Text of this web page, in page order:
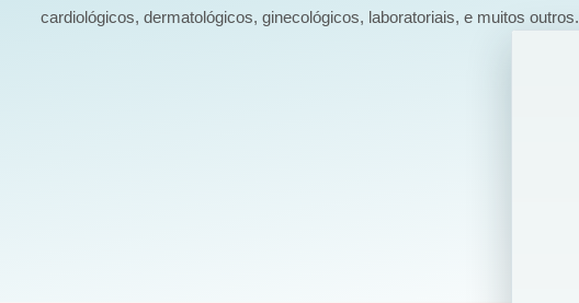
cardiológicos, dermatológicos, ginecológicos, laboratoriais, e muitos outros.